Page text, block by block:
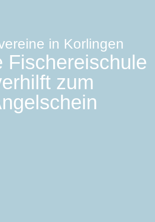
in Korlingen
Fischereischule
zum